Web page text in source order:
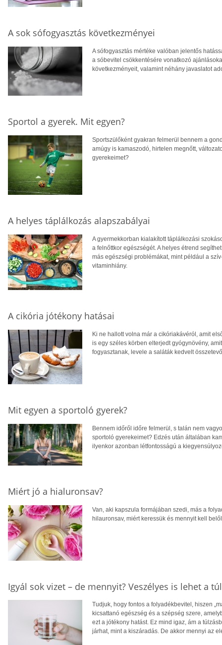
A sok sófogyasztás következményei
A sófogyasztás mértéke valóban jelentős
a sóbevitel csökkentésére vonatkozó
következményeit, valamint néhány javaslatot
Sportol a gyerek. Mit egyen?
Sportszülőként gyakran felmerül bennem a
amúgy is kamaszodó, hirtelen megnőtt,
gyerekeimet?
A helyes táplálkozás alapszabályai
A gyermekkorban kialakított táplálkozási
a felnőttkor egészségét. A helyes étrend
más egészségi problémákat, mint például a
vitaminhiány.
A cikória jótékony hatásai
Ki ne hallott volna már a cikóriakávéról, amit
is egy széles körben elterjedt gyógynövény,
fogyasztanak, levele a saláták kedvelt
Mit egyen a sportoló gyerek?
Bennem időről időre felmerül, s talán nem
sportoló gyerekeimet? Edzés után általában
ilyenkor azonban létfontosságú a
Miért jó a hialuronsav?
Van, aki kapszula formájában szedi, más a
hilauronsav, miért keressük és mennyit kell
Igyál sok vizet – de mennyit? Veszélyes is lehet a
Tudjuk, hogy fontos a folyadékbevitel, hiszen
kicsattanó egészség és a szépség szere,
ezt a jótékony hatást. Ez mind igaz, ám a
járhat, mint a kiszáradás. De akkor mennyi az